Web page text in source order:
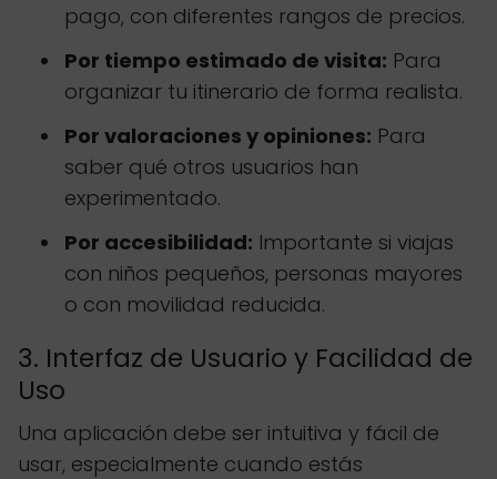
pago, con diferentes rangos de precios.
Por tiempo estimado de visita: Para
organizar tu itinerario de forma realista.
Por valoraciones y opiniones: Para
saber qué otros usuarios han
experimentado.
Por accesibilidad: Importante si viajas
con niños pequeños, personas mayores
o con movilidad reducida.
3. Interfaz de Usuario y Facilidad de
Uso
Una aplicación debe ser intuitiva y fácil de
usar, especialmente cuando estás